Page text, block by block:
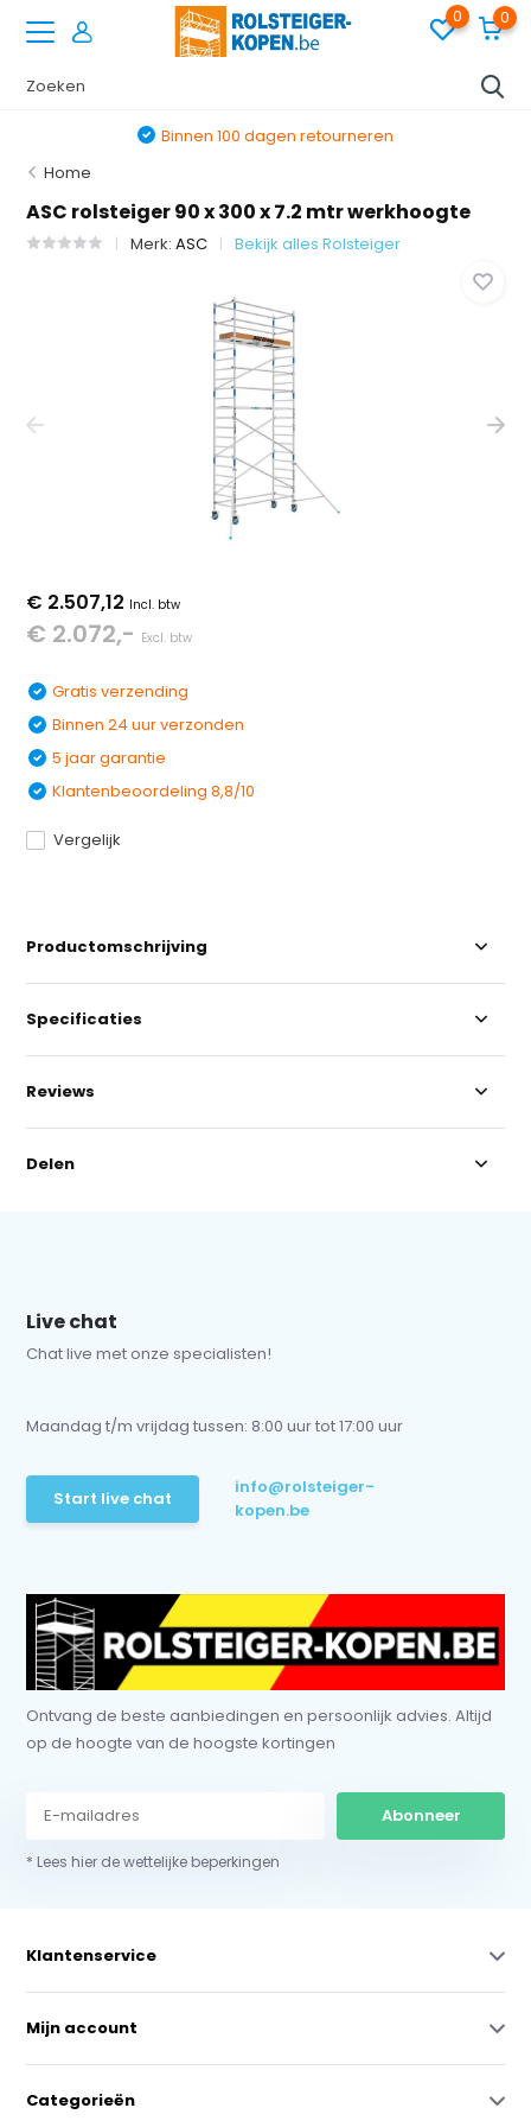
0 0
Binnen 100 dagen retourneren
Home
ASC rolsteiger 90 x 300 x 7.2 mtr werkhoogte
Merk:ASC Bekijk alles Rolsteiger
€ 2.507,12 Incl. btw
€ 2.072,- Excl. btw
Gratis verzending
Binnen 24 uur verzonden
5 jaar garantie
Klantenbeoordeling 8,8/10
Vergelijk
Productomschrijving
Specificaties
Reviews
Delen
Live chat
Chat live met onze specialisten!
Maandag t/m vrijdag tussen: 8:00 uur tot 17:00 uur
Start live chat
info@rolsteiger-
kopen.be
Ontvang de beste aanbiedingen en persoonlijk advies. Altijd
op de hoogte van de hoogste kortingen
Abonneer
* Lees hier de wettelijke beperkingen
Klantenservice
Mijn account
Categorieën